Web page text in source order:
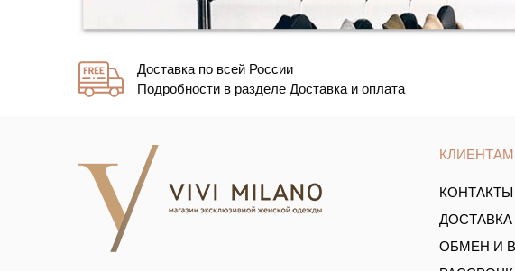
Доставка по всей России
Подробности в разделе Доставка и оплата
КЛИЕНТАМ
КОНТАКТЫ
ОБМЕН И